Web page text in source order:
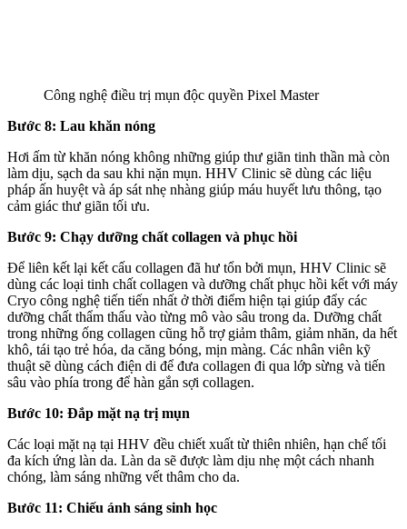
Công nghệ điều trị mụn độc quyền Pixel Master
Bước 8: Lau khăn nóng
Hơi ấm từ khăn nóng không những giúp thư giãn tinh thần mà còn
làm dịu, sạch da sau khi nặn mụn. HHV Clinic sẽ dùng các liệu
pháp ấn huyệt và áp sát nhẹ nhàng giúp máu huyết lưu thông, tạo
cảm giác thư giãn tối ưu.
Bước 9: Chạy dưỡng chất collagen và phục hồi
Để liên kết lại kết cấu collagen đã hư tổn bởi mụn, HHV Clinic sẽ
dùng các loại tinh chất collagen và dưỡng chất phục hồi kết với máy
Cryo công nghệ tiến tiến nhất ở thời điểm hiện tại giúp đẩy các
dưỡng chất thẩm thấu vào từng mô vào sâu trong da. Dưỡng chất
trong những ống collagen cũng hỗ trợ giảm thâm, giảm nhăn, da hết
khô, tái tạo trẻ hóa, da căng bóng, mịn màng. Các nhân viên kỹ
thuật sẽ dùng cách điện di để đưa collagen đi qua lớp sừng và tiến
sâu vào phía trong để hàn gắn sợi collagen.
Bước 10: Đắp mặt nạ trị mụn
Các loại mặt nạ tại HHV đều chiết xuất từ thiên nhiên, hạn chế tối
đa kích ứng làn da. Làn da sẽ được làm dịu nhẹ một cách nhanh
chóng, làm sáng những vết thâm cho da.
Bước 11: Chiếu ánh sáng sinh học